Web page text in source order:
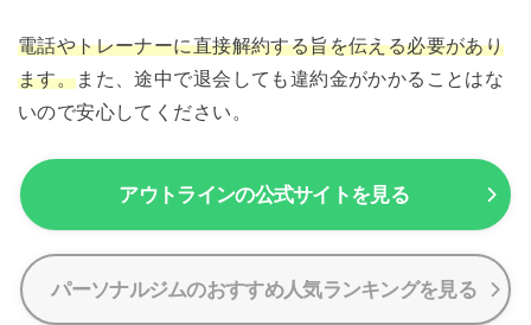
電話やトレーナーに直接解約する旨を伝える必要があり
ます。また、途中で退会しても違約金がかかることはな
いので安心してください。
アウトラインの公式サイトを見る
パーソナルジムのおすすめ人気ランキングを見る